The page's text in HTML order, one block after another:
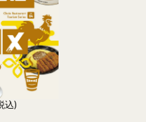
込)